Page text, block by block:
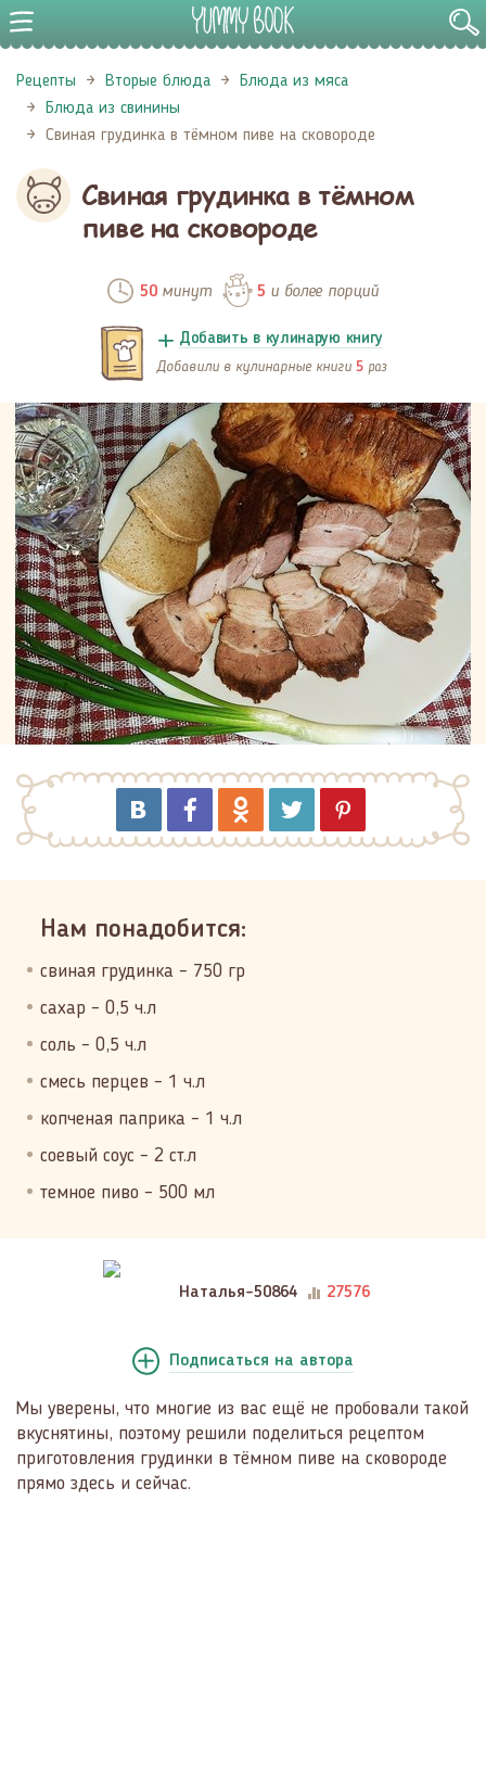
Рецепты Вторые блюда
Блюда из мяса
Блюда из свинины
Свиная грудинка в тёмном пиве на сковороде
Свиная грудинка в тёмном
пиве на сковороде
50минут 5 и более порций
Добавить в кулинарую книгу
Добавили в кулинарные книги 5 раз
Нам понадобится:
свиная грудинка – 750 гр
сахар – 0,5 ч.л
соль – 0,5 ч.л
смесь перцев – 1 ч.л
копченая паприка – 1 ч.л
соевый соус – 2 ст.л
темное пиво – 500 мл
Наталья-50864 27576
Подписаться на автора
Мы уверены, что многие из вас ещё не пробовали такой
вкуснятины, поэтому решили поделиться рецептом
приготовления грудинки в тёмном пиве на сковороде
прямо здесь и сейчас.